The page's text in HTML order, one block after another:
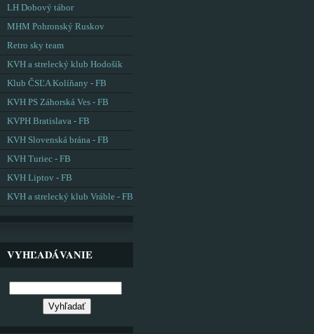
LH Dobový tábor
MHM Pohronský Ruskov
Retro sky team
KVH a strelecký klub Hodošík
Klub ČSĽA Kolíňany - FB
KVH PS Záhorská Ves - FB
KVPH Bratislava - FB
KVH Slovenská brána - FB
KVH Turiec - FB
KVH Liptov - FB
KVH a strelecký klub Vráble - FB
VYHĽADÁVANIE